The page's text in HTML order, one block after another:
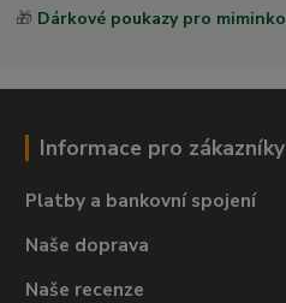
🎁 Dárkové poukazy pro miminko
Informace pro zákazníky
Platby a bankovní spojení
Naše doprava
Naše recenze